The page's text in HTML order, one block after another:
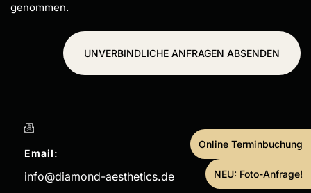
genommen.
UNVERBINDLICHE ANFRAGEN ABSENDEN
Email:
info@diamond-aesthetics.de
Online Terminbuchung
NEU: Foto-Anfrage!